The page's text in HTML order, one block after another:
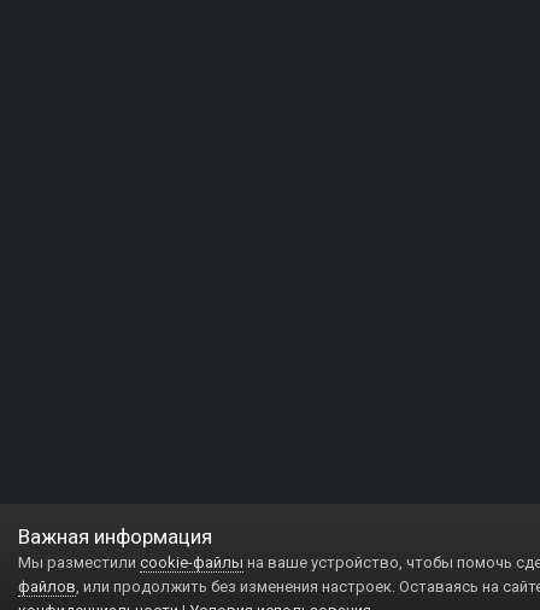
Важная информация
Мы разместили cookie-файлы на ваше устройство, чтобы помочь
файлов, или продолжить без изменения настроек. Оставаясь на